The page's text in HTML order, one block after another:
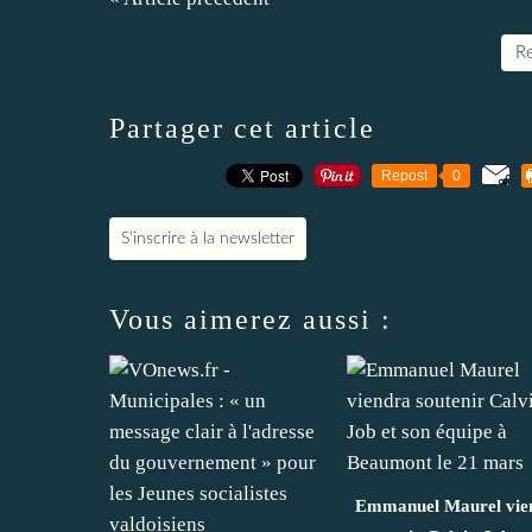
Partager cet article
Repost 0
S'inscrire à la newsletter
Vous aimerez aussi :
Emmanuel Maurel